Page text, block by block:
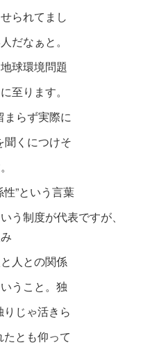
られてまし
だなぁと。
球環境問題
至ります。
まらず実際に
聞くにつけそ
”という言葉
う制度が代表ですが、
人との関係
うこと。独
じゃ活き ら
とも仰って